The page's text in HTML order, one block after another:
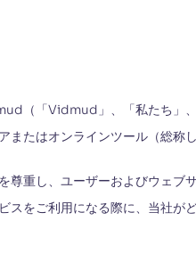
（「Vidmud」、「私たち
またはオンラインツール（総称
重し、ユーザーおよびウェブ
スをご利用になる際に、当社